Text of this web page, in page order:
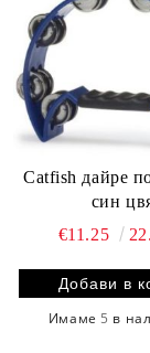
Catfish дайре
син
€11.25
Имаме 5 в